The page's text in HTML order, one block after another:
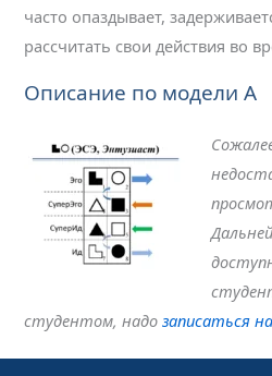
часто опаздывает,
рассчитать свои действия во
Описание по модели А
студентом, надозаписаться